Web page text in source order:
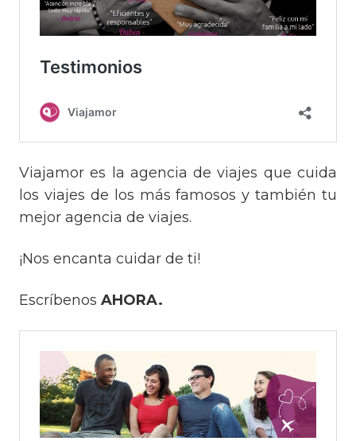
Viajamor es la agencia de viajes que cuida
los viajes de los más famosos y también tu
mejor agencia de viajes.
¡Nos encanta cuidar de ti!
Escríbenos AHORA.